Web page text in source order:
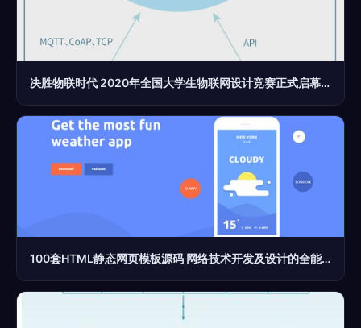
决胜物联时代 2020年全国大学生物联网设计竞赛正式启幕，新大陆赛题邀你来战
100套HTML静态网页模板源码 网络技术开发及设计的全能工具库